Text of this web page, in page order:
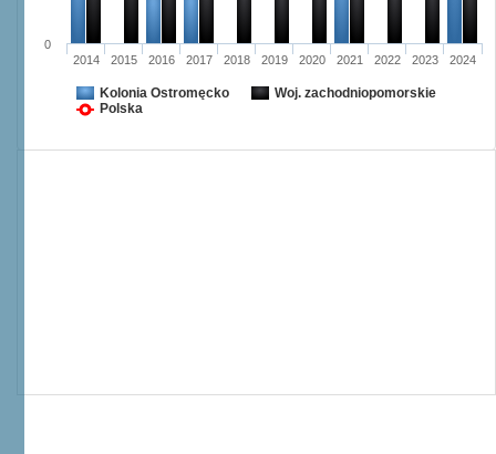
2014 2015 2016 2017 2018 2019 2020 2021 2022 2023 2024
0
Kolonia Ostromęcko
Woj. zachodniopomorskie
Polska